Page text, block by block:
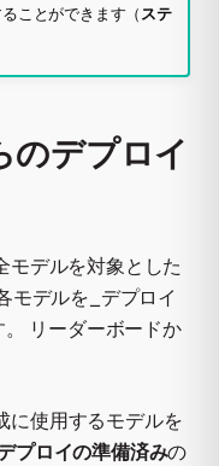
ことができます（ ステ
のデプロイ
モデルを対象とした
モデルを_デプロイ
リーダーボードか
に使用するモデルを
プロイの準備済みの